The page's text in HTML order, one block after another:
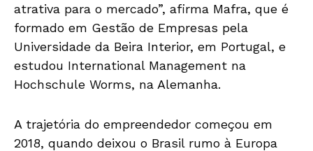
atrativa para o mercado”, afirma Mafra, que é
formado em Gestão de Empresas pela
Universidade da Beira Interior, em Portugal, e
estudou International Management na
Hochschule Worms, na Alemanha.
A trajetória do empreendedor começou em
2018, quando deixou o Brasil rumo à Europa